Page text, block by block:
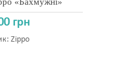
«Бахмужні»
грн
Zippo